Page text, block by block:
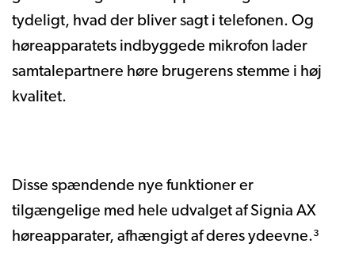
tydeligt, hvad der bliver sagt i telefonen. Og
høreapparatets indbyggede mikrofon lader
samtalepartnere høre brugerens stemme i høj
kvalitet.
Disse spændende nye funktioner er
tilgængelige med hele udvalget af Signia AX
høreapparater, afhængigt af deres ydeevne.³